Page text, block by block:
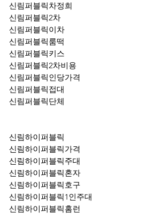
신림퍼블릭차정희
신림퍼블릭2차
신림퍼블릭이차
신림퍼블릭룸떡
신림퍼블릭키스
신림퍼블릭2차비용
신림퍼블릭인당가격
신림퍼블릭접대
신림퍼블릭단체
신림하이퍼블릭
신림하이퍼블릭가격
신림하이퍼블릭주대
신림하이퍼블릭혼자
신림하이퍼블릭호구
신림하이퍼블릭1인주대
신림하이퍼블릭홈런